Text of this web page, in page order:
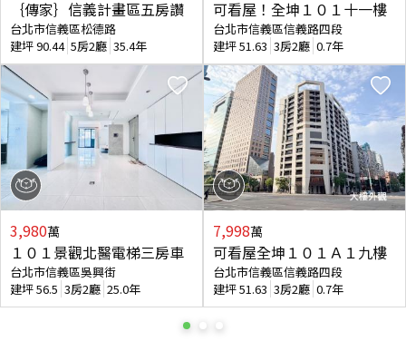
｛傳家｝信義計畫區五房讚
台北市信義區松德路
建坪90.44 5房2廳 35.4年
3,980萬
１０１景觀北醫電梯三房車
台北市信義區吳興街
建坪56.5 3房2廳 25.0年
可看屋！全坤１０１十一樓
台北市信義區信義路四段
建坪51.63 3房2廳 0.7年
7,998萬
可看屋全坤１０１Ａ１九樓
台北市信義區信義路四段
建坪51.63 3房2廳 0.7年